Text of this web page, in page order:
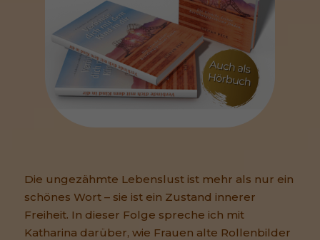
Die ungezähmte Lebenslust ist mehr als nur ein
schönes Wort – sie ist ein Zustand innerer
Freiheit. In dieser Folge spreche ich mit
Katharina darüber, wie Frauen alte Rollenbilder